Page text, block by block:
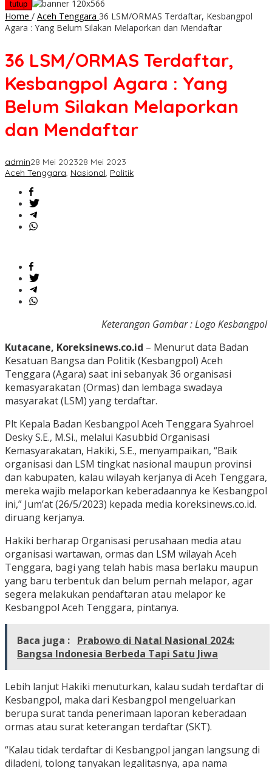
tutup
Home / Aceh Tenggara 36 LSM/ORMAS Terdaftar, Kesbangpol
Agara : Yang Belum Silakan Melaporkan dan Mendaftar
36 LSM/ORMAS Terdaftar,
Kesbangpol Agara : Yang
Belum Silakan Melaporkan
dan Mendaftar
admin28 Mei 202328 Mei 2023
Aceh Tenggara, Nasional, Politik
Keterangan Gambar :LogoKesbangpol
Kutacane, Koreksinews.co.id – Menurut data Badan
Kesatuan Bangsa dan Politik (Kesbangpol) Aceh
Tenggara (Agara) saat ini sebanyak 36 organisasi
kemasyarakatan (Ormas) dan lembaga swadaya
masyarakat (LSM) yang terdaftar.
Plt Kepala Badan Kesbangpol Aceh Tenggara Syahroel
Desky S.E., M.Si., melalui Kasubbid Organisasi
Kemasyarakatan, Hakiki, S.E., menyampaikan, “Baik
organisasi dan LSM tingkat nasional maupun provinsi
dan kabupaten, kalau wilayah kerjanya di Aceh Tenggara,
mereka wajib melaporkan keberadaannya ke Kesbangpol
ini,” Jum’at (26/5/2023) kepada media koreksinews.co.id.
diruang kerjanya.
Hakiki berharap Organisasi perusahaan media atau
organisasi wartawan, ormas dan LSM wilayah Aceh
Tenggara, bagi yang telah habis masa berlaku maupun
yang baru terbentuk dan belum pernah melapor, agar
segera melakukan pendaftaran atau melapor ke
Kesbangpol Aceh Tenggara, pintanya.
Baca juga : Prabowo di Natal Nasional 2024:
Bangsa Indonesia Berbeda Tapi Satu Jiwa
Lebih lanjut Hakiki menuturkan, kalau sudah terdaftar di
Kesbangpol, maka dari Kesbangpol mengeluarkan
berupa surat tanda penerimaan laporan keberadaan
ormas atau surat keterangan terdaftar (SKT).
“Kalau tidak terdaftar di Kesbangpol jangan langsung di
diladeni, tolong tanyakan legalitasnya, apa nama